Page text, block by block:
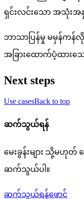
ရှင်းလင်းသော အသုံးအနှု
ဘာသာပြန်မှု မမှန်ကန်
အခြားထောက်ပံ့ထားသ
Next steps
Use casesBack to top
ဆက်သွယ်ရန်
မေးခွန်းများ သို့မဟုတ်
ဆက်သွယ်ပါ။
ဆက်သွယ်ရန်ဖောင်